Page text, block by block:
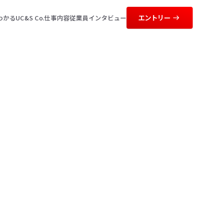
かるUC&S Co.仕事内容従業員インタビュー エントリー